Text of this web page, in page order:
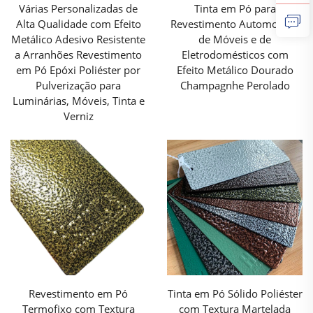
em Pó com Efeito Metálico oferece durabilidade
superior e desempenho de longo prazo. A
formulação avançada e o rigoroso processo de
cura do Revestimento em Pó com Efeito Metálico
formam uma película densa e resistente que adere
excelente resistência a arranhões, impactos e
abrasão, protegendo eficazmente o produto
contra o desgaste diário e danos durante o
transporte. O Revestimento em Pó com Efeito
Metálico também possui forte resistência a fatores
ambientais agressivos, como radiação UV,
umidade e corrosão química. Quando aplicado em
produtos ao ar livre, o Revestimento em Pó com
Várias Personalizadas de
Alta Qualidade com Efeito
Metálico Adesivo Resistente
a Arranhões Revestimento
em Pó Epóxi Poliéster por
Pulverização para
Luminárias, Móveis, Tinta e
Verniz
Tinta em Pó para
Revestimento Automotivo,
de Móveis e de
Eletrodomésticos com
Efeito Metálico Dourado
Champagnhe Perolado
Revestimento em Pó
Termofixo com Textura
Tinta em Pó Sólido Poliéster
com Textura Martelada